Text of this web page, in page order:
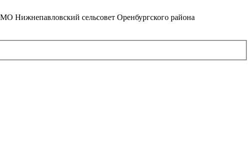
Нижнепавловский сельсовет Оренбургского района